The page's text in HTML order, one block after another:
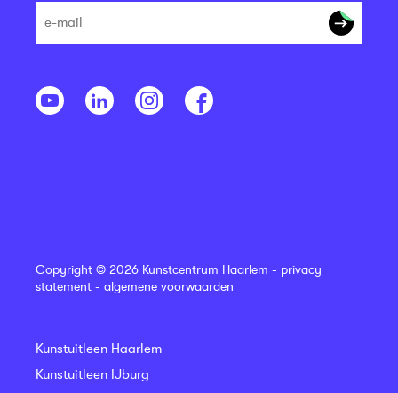
Copyright © 2026 Kunstcentrum Haarlem - privacy
statement - algemene voorwaarden
Kunstuitleen Haarlem
Kunstuitleen IJburg